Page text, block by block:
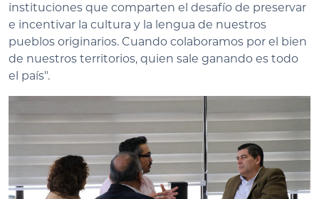
instituciones que comparten el desafío de preservar
e incentivar la cultura y la lengua de nuestros
pueblos originarios. Cuando colaboramos por el bien
de nuestros territorios, quien sale ganando es todo
el país".